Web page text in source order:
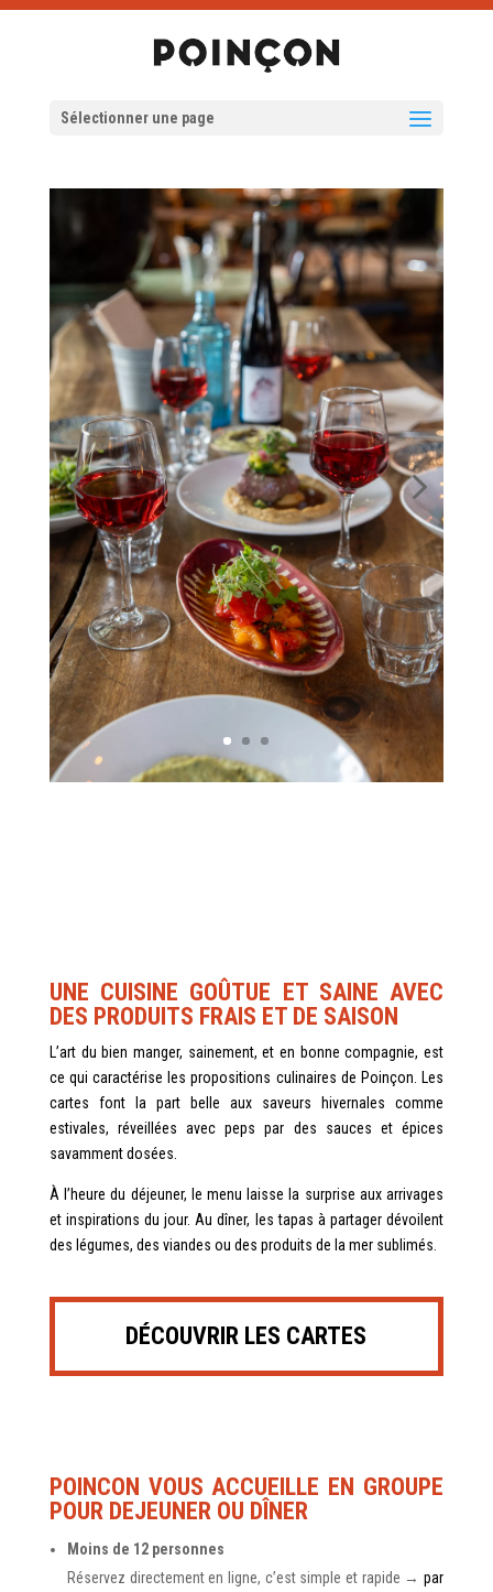
Sélectionner une page
UNE CUISINE GOÛTUE ET SAINE AVEC
DES PRODUITS FRAIS ET DE SAISON
L’art du bien manger, sainement, et en bonne compagnie, est
ce qui caractérise les propositions culinaires de Poinçon. Les
cartes font la part belle aux saveurs hivernales comme
estivales, réveillées avec peps par des sauces et épices
savamment dosées.
À l’heure du déjeuner, le menu laisse la surprise aux arrivages
et inspirations du jour. Au dîner, les tapas à partager dévoilent
des légumes, des viandes ou des produits de la mer sublimés.
DÉCOUVRIR LES CARTES
POINCON VOUS ACCUEILLE EN GROUPE
POUR DEJEUNER OU DÎNER
Moins de 12 personnes
Réservez directement en ligne, c’est simple et rapide →par